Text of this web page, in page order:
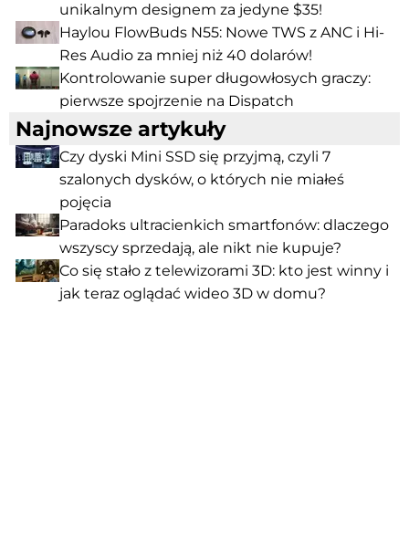
unikalnym designem za jedyne $35!
Haylou FlowBuds N55: Nowe TWS z ANC i Hi-
Res Audio za mniej niż 40 dolarów!
Kontrolowanie super długowłosych graczy:
pierwsze spojrzenie na Dispatch
Najnowsze artykuły
Czy dyski Mini SSD się przyjmą, czyli 7
szalonych dysków, o których nie miałeś
pojęcia
Paradoks ultracienkich smartfonów: dlaczego
wszyscy sprzedają, ale nikt nie kupuje?
Co się stało z telewizorami 3D: kto jest winny i
jak teraz oglądać wideo 3D w domu?